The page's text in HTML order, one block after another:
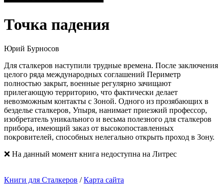
Точка падения
Юрий Бурносов
Для сталкеров наступили трудные времена. После заключения
целого ряда международных соглашений Периметр
полностью закрыт, военные регулярно зачищают
прилегающую территорию, что фактически делает
невозможным контакты с Зоной. Одного из прозябающих в
безделье сталкеров, Упыря, нанимает приезжий профессор,
изобретатель уникального и весьма полезного для сталкеров
прибора, имеющий заказ от высокопоставленных
покровителей, способных нелегально открыть проход в Зону.
❌ На данный момент книга недоступна на Литрес
Книги для Сталкеров /Карта сайта